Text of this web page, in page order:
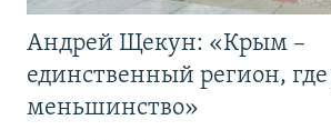
Андрей Щекун: «Крым –
единственный регион,
меньшинство»